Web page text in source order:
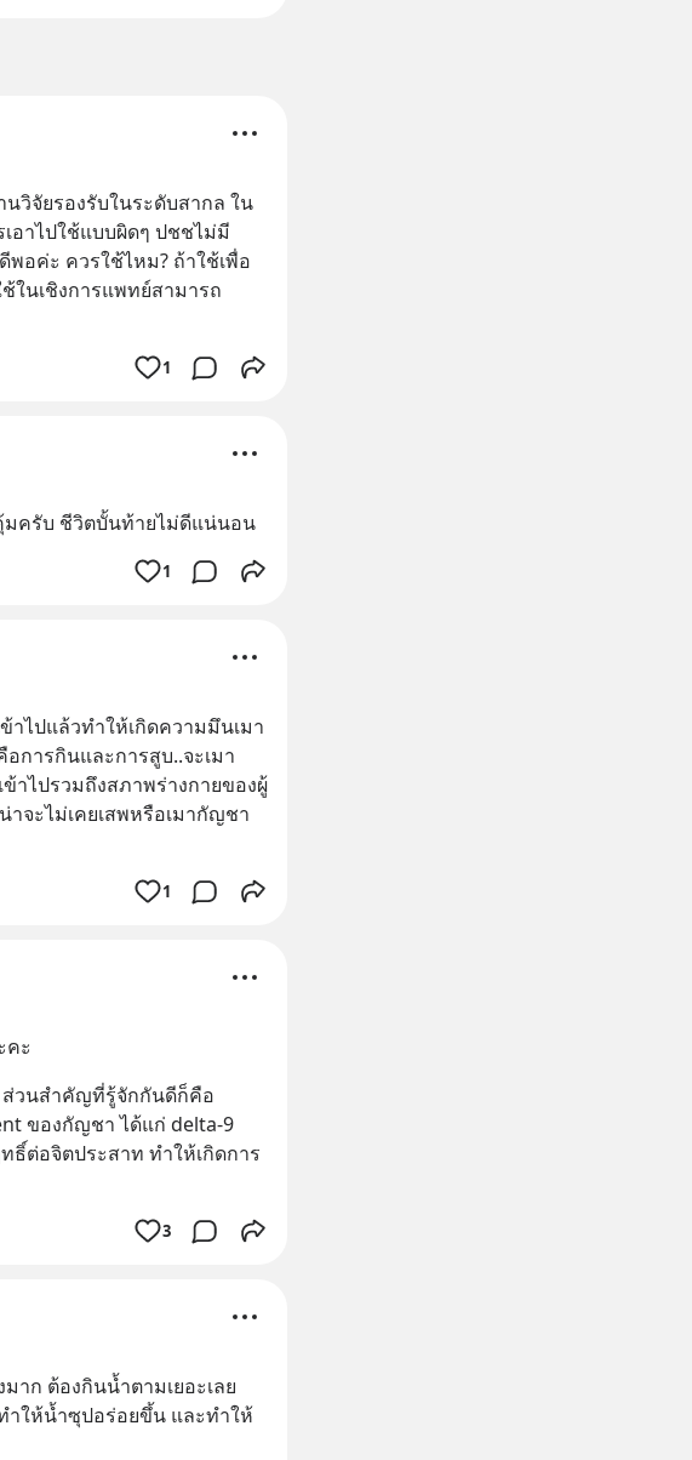
วิจัยรองรับในระดับสากล ใน
อาไปใช้แบบผิดๆ ปชชไม่มี
อค่ะ ควรใช้ไหม? ถ้าใช้เพื่อ
ในเชิงการแพทย์สามารถ
1
ครับ​ ชีวิตบั้นท้ายไม่ดีแน่นอน
1
าไปแล้วทำให้เกิดความมึนเมา
การกินและการสูบ..จะเมา
ไปรวมถึงสภาพร่างกายของผู้
จะไม่เคยเสพหรือเมากัญชา
1
คะ
ส่วนสำคัญที่รู้จักกันดีก็คือ
ของกัญชา ได้แก่ delta-9
ธิ์ต่อจิตประสาท ทำให้เกิดการ
3
าก ต้องกินน้ำตามเยอะเลย
ำให้น้ำซุปอร่อยขึ้น และทำให้